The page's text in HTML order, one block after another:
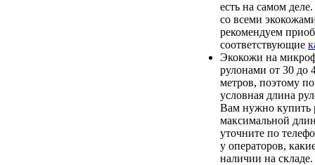
есть на самом
со всеми
рекомендуем
соответствующие
Экокожи на
рулонами от 30 до
метров, поэтому
условная длина
Вам нужно купить
максимальной
уточните по
у операторов,
наличии на складе.